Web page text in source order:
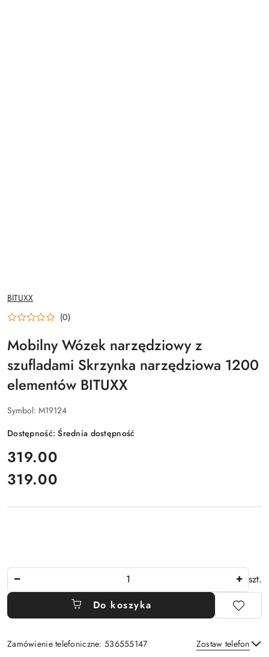
NAZWA
PRODUCENTA:
BITUXX
(0)
Mobilny Wózek narzędziowy z
szufladami Skrzynka narzędziowa 1200
elementów BITUXX
Symbol: M19124
Dostępność:Średnia dostępność
cena:
319.00
Cena:
319.00
szt.
Do koszyka
Zamówienie telefoniczne: 536555147 Zostaw telefon